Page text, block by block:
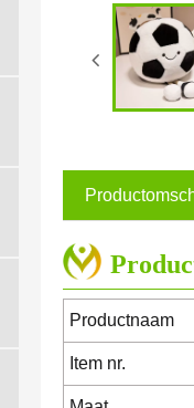
Productnaam
Item nr.